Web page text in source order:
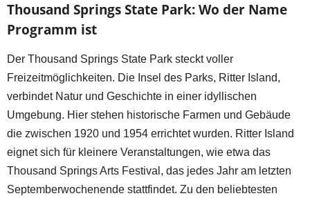
Thousand Springs State Park: Wo der Name
Programm ist
Der Thousand Springs State Park steckt voller
Freizeitmöglichkeiten. Die Insel des Parks, Ritter Island,
verbindet Natur und Geschichte in einer idyllischen
Umgebung. Hier stehen historische Farmen und Gebäude
die zwischen 1920 und 1954 errichtet wurden. Ritter Island
eignet sich für kleinere Veranstaltungen, wie etwa das
Thousand Springs Arts Festival, das jedes Jahr am letzten
Septemberwochenende stattfindet. Zu den beliebtesten